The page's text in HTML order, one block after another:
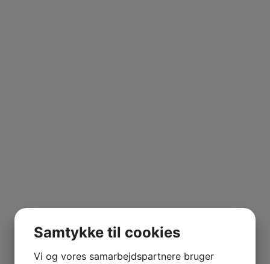
Samtykke til cookies
Vi og vores samarbejdspartnere bruger